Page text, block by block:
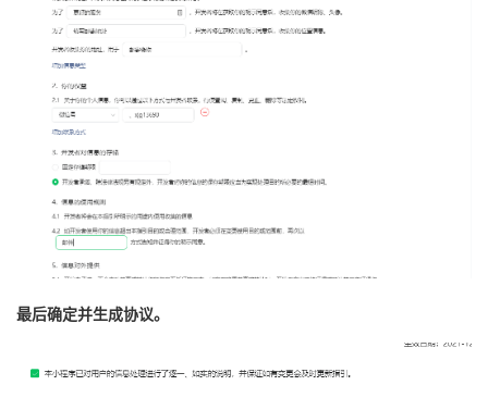
最后确定并生成协议。